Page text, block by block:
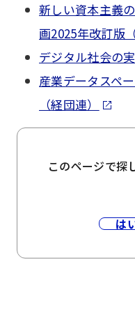
新しい資本主義
画2025年改訂版
デジタル社会の
産業データスペ
（経団連）
このページで探
は